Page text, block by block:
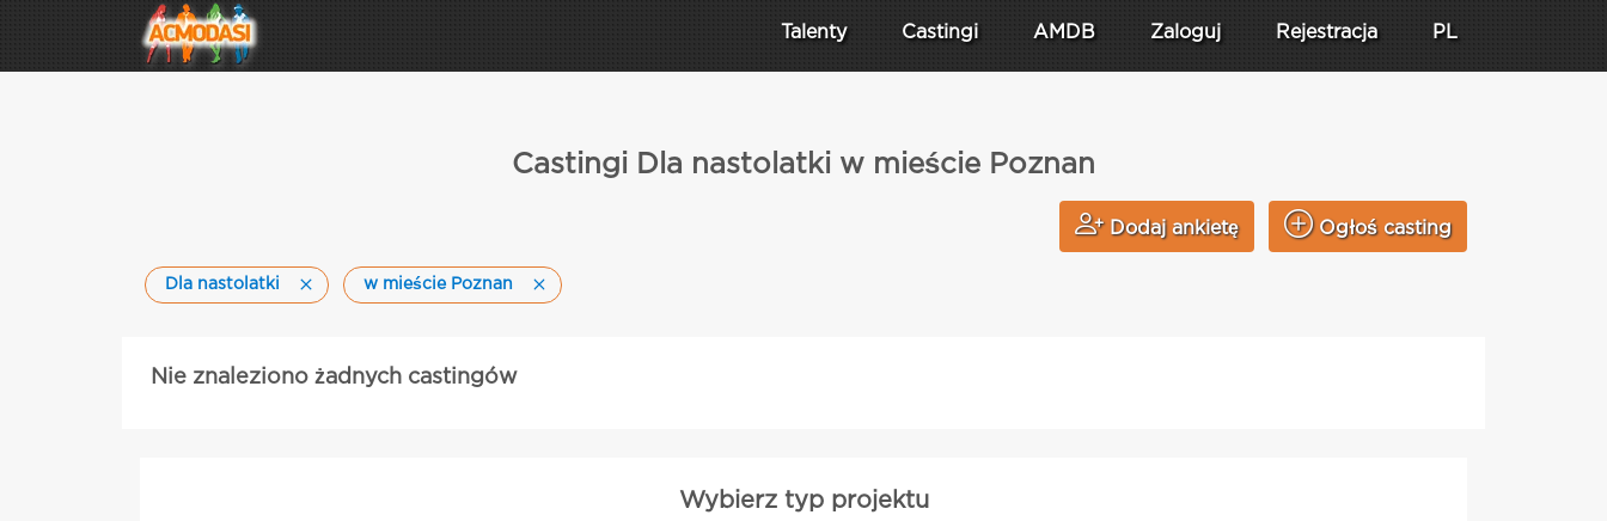
Talenty Castingi AMDB Zaloguj Rejestracja PL
Castingi Dla nastolatki w mieście Poznan
Dodaj ankietę Ogłoś casting
Dla nastolatki w mieście Poznan
Nie znaleziono żadnych castingów
Wybierz typ projektu